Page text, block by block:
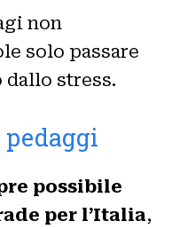
non
solo passare
dallo stress.
possibile
per l’Italia,